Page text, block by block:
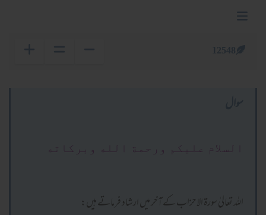
السلام عليكم ورحمة الله وبركاته
اللہ تعالیٰ سورۃ الاحزاب کے آخر میں ارشاد فرماتے ہیں: